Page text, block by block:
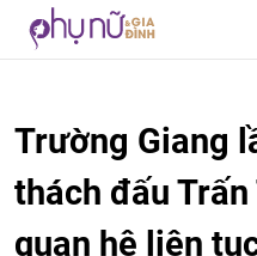
Trường Giang
thách đấu
quan hệ liên